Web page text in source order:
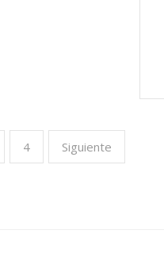
4 Siguiente